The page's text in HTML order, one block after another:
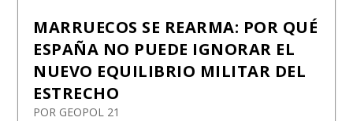
MARRUECOS SE REARMA: POR QUÉ
ESPAÑA NO PUEDE IGNORAR EL
NUEVO EQUILIBRIO MILITAR DEL
ESTRECHO
POR GEOPOL 21